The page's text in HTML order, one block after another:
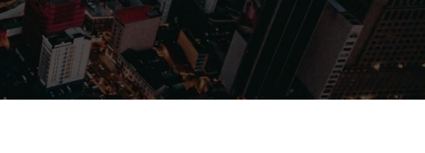
Nos Cinemas Filmes Séries Música Gênero